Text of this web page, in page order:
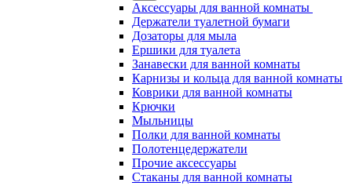
Аксессуары для ванной комнаты
Держатели туалетной бумаги
Дозаторы для мыла
Ершики для туалета
Занавески для ванной комнаты
Карнизы и кольца для ванной комнаты
Коврики для ванной комнаты
Крючки
Мыльницы
Полки для ванной комнаты
Полотенцедержатели
Прочие аксессуары
Стаканы для ванной комнаты